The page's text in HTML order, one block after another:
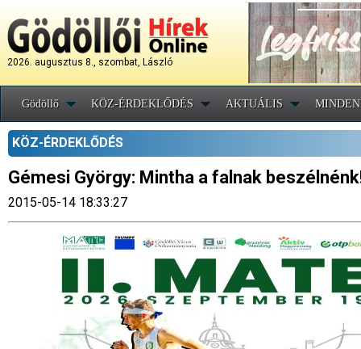
2026. augusztus 8., szombat, László
Gödöllő KÖZ-ÉRDEKLŐDÉS AKTUÁLIS
KÖZ-ÉRDEKLŐDÉS
Gémesi György: Mintha a falnak
2015-05-14 18:33:27